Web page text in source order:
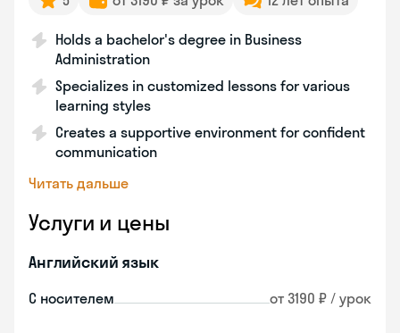
Holds a bachelor's degree in Business
Administration
Specializes in customized lessons for various
learning styles
Creates a supportive environment for confident
communication
Читать дальше
Услуги и цены
Английский язык
С носителем от 3190 ₽ / урок